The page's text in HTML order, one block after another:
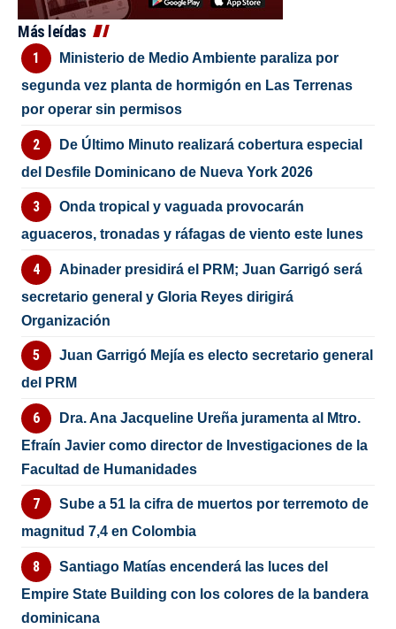
Más leídas
Ministerio de Medio Ambiente paraliza por
segunda vez planta de hormigón en Las Terrenas
por operar sin permisos
De Último Minuto realizará cobertura especial
del Desfile Dominicano de Nueva York 2026
Onda tropical y vaguada provocarán
aguaceros, tronadas y ráfagas de viento este lunes
Abinader presidirá el PRM; Juan Garrigó será
secretario general y Gloria Reyes dirigirá
Organización
Juan Garrigó Mejía es electo secretario general
del PRM
Dra. Ana Jacqueline Ureña juramenta al Mtro.
Efraín Javier como director de Investigaciones de la
Facultad de Humanidades
Sube a 51 la cifra de muertos por terremoto de
magnitud 7,4 en Colombia
Santiago Matías encenderá las luces del
Empire State Building con los colores de la bandera
dominicana